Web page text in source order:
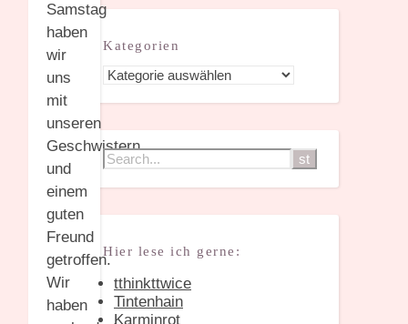
Samstag
haben
wir
uns
mit
unseren
Geschwistern
und
einem
guten
Freund
getroffen.
Wir
haben
Kategorien
Kategorien
Hier lese ich gerne:
tthinkttwice
Tintenhain
Karminrot